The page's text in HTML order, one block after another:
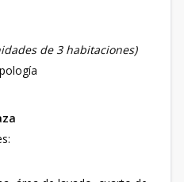
de 3 habitaciones)